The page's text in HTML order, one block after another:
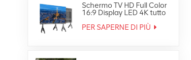
Schermo TV HD Full Color
16:9 Display LED 4K tutto
PER SAPERNE DI PIÙ